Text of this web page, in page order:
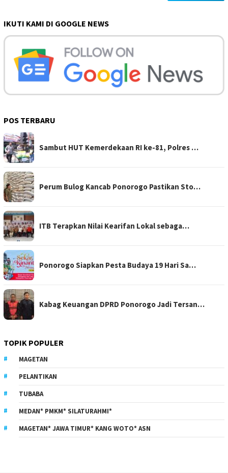
IKUTI KAMI DI GOOGLE NEWS
POS TERBARU
Sambut HUT Kemerdekaan RI ke-81, Polres …
Perum Bulog Kancab Ponorogo Pastikan Sto…
ITB Terapkan Nilai Kearifan Lokal sebaga…
Ponorogo Siapkan Pesta Budaya 19 Hari Sa…
Kabag Keuangan DPRD Ponorogo Jadi Tersan…
TOPIK POPULER
MAGETAN
PELANTIKAN
TUBABA
MEDAN* PMKM* SILATURAHMI*
MAGETAN* JAWA TIMUR* KANG WOTO* ASN